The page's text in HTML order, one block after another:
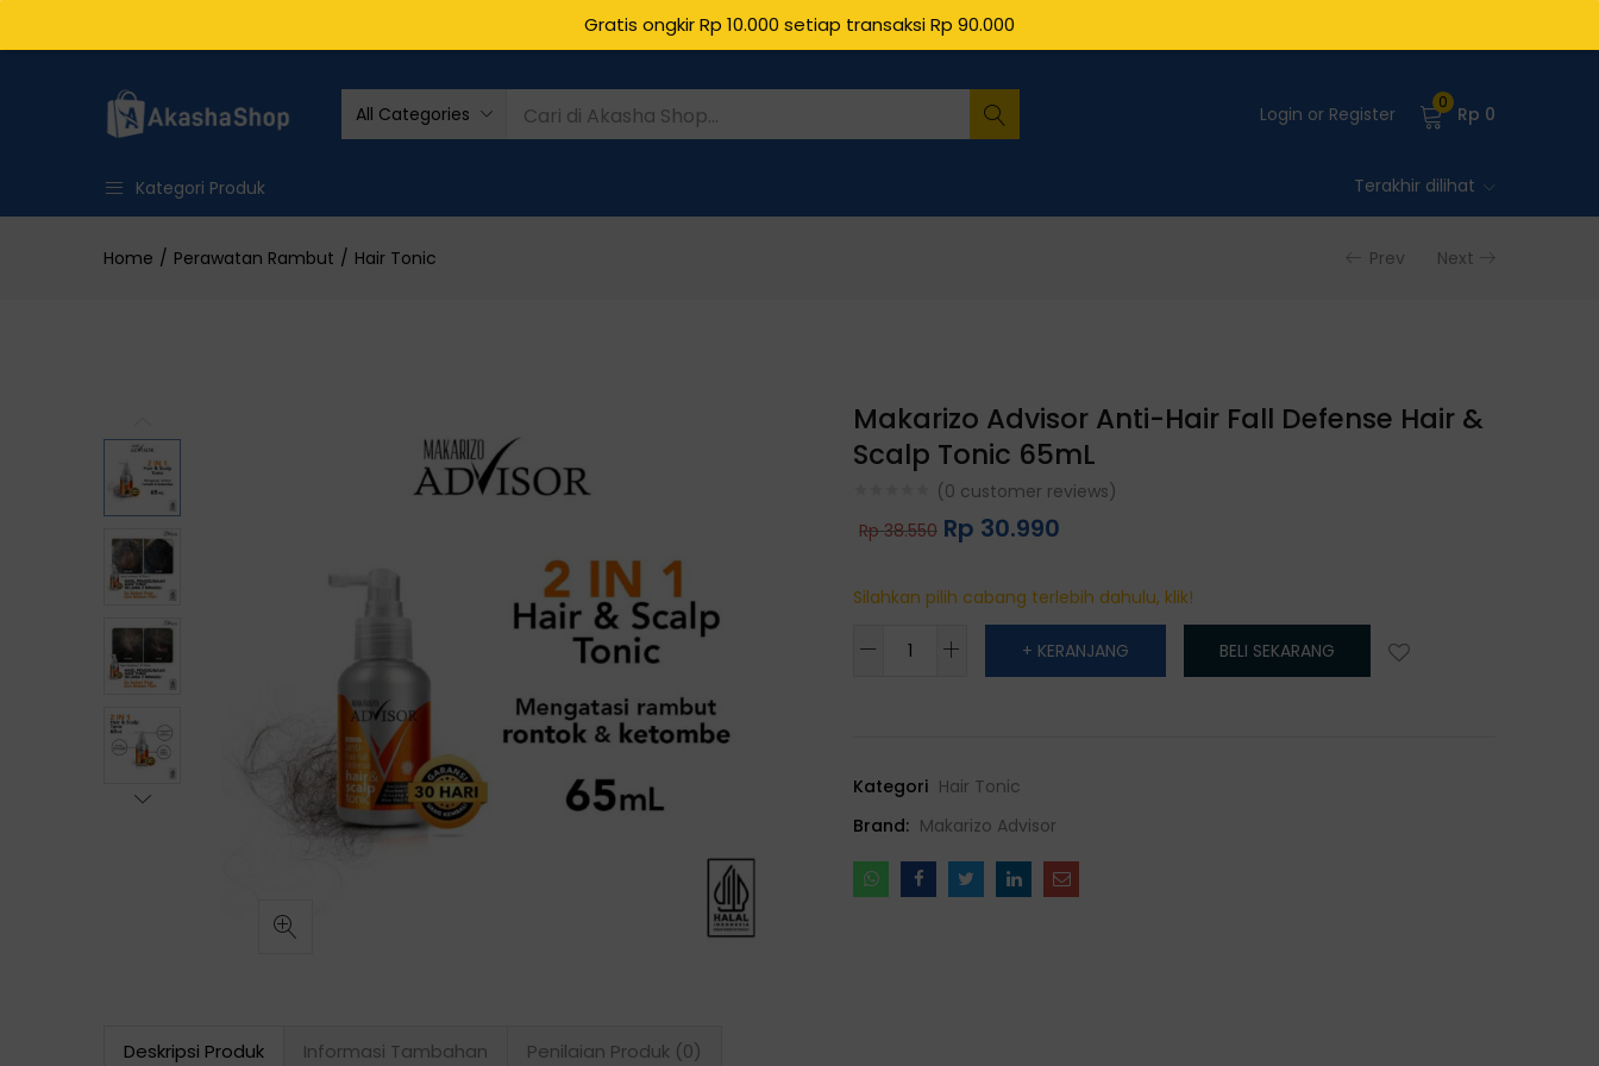
All Categories Login or Register
0
Rp 0
Kategori Produk Terakhir dilihat
Home Perawatan Rambut Hair Tonic Prev Next
Makarizo Advisor Anti-Hair Fall Defense Hair &
Scalp Tonic 65mL
(0 customer reviews)
Rp38.550 Rp 30.990
Silahkan pilih cabang terlebih dahulu, klik!
Makarizo
Defense
Hair
&
Scalp
+ KERANJANG BELI SEKARANG
Kategori Hair Tonic
Brand: Makarizo Advisor
Deskripsi Produk Informasi Tambahan Penilaian Produk (0)
Gratis ongkir Rp 10.000 setiap transaksi Rp 90.000